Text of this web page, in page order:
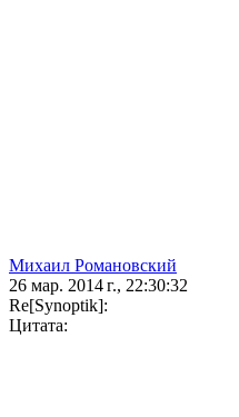
Михаил Романовский
26 мар. 2014 г., 22:30:32
Re[Synoptik]:
Цитата: